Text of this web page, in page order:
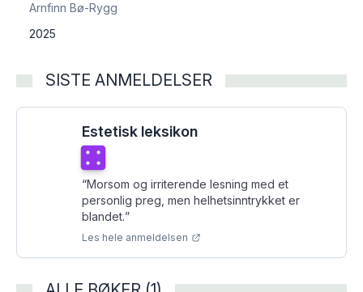
Arnfinn Bø-Rygg
2025
SISTE ANMELDELSER
Estetisk leksikon
Terningkast
“Morsom og irriterende lesning med et
personlig preg, men helhetsinntrykket er
blandet.”
Les hele anmeldelsen